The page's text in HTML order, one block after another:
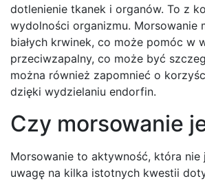
dotlenienie tkanek i organów. To z
wydolności organizmu. Morsowanie
białych krwinek, co może pomóc w
przeciwzapalny, co może być
można również zapomnieć o
dzięki wydzielaniu endorfin.
Czy morsowanie
Morsowanie to aktywność, która
uwagę na kilka istotnych kwestii